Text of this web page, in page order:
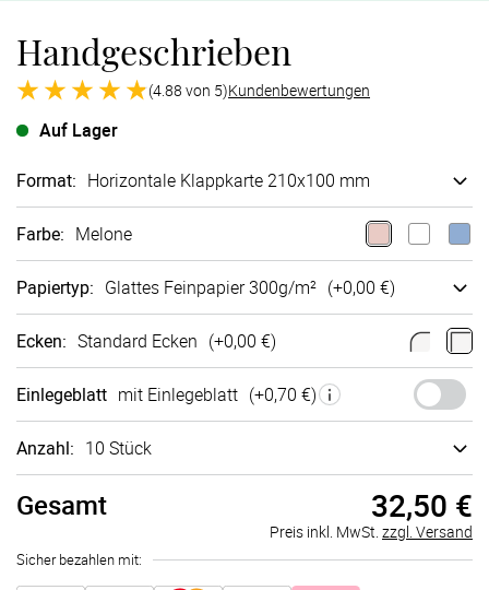
Handgeschrieben
(4.88 von 5)Kundenbewertungen
Auf Lager
Format: Ho­ri­zon­tale Klappkarte 210x100 mm
Farbe: Melone
Papiertyp: Glattes Fein­papier 300g/m² (+0,00 €)
Ecken: Standard Ecken (+0,00 €)
Einlegeblatt mit Einlegeblatt (+0,70 €)
Anzahl: 10 Stück
Gesamt 32,50 €
Preis inkl. MwSt. zzgl. Versand
Sicher bezahlen mit: